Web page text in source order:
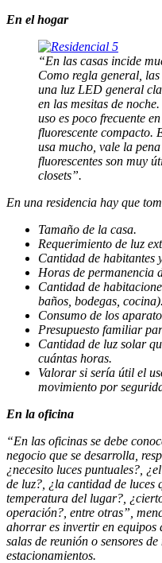
En el hogar
“En las casas incide
Como regla general,
una luz LED general
en las mesitas de
uso es poco frecuente
fluorescente compacto.
usa mucho, vale la
fluorescentes son muy
closets”.
En una residencia hay que
Tamaño de la casa.
Requerimiento de luz
Cantidad de habitantes
Horas de permanencia
Cantidad de
baños, bodegas, cocina).
Consumo de los
Presupuesto familiar
Cantidad de luz solar
cuántas horas.
Valorar si sería útil el
movimiento por
En la oficina
“En las oficinas se debe
negocio que se desarrolla,
¿necesito luces puntuales?,
de luz?, ¿la cantidad de luces
temperatura del lugar?,
operación?, entre otras”,
ahorrar es invertir en equipos
salas de reunión o sensores
estacionamientos.